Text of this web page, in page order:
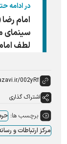
در ادامه
امام
سینمای
لطف
اشتراک گذاری
برچسب ها:
مرکز ارتباطات و